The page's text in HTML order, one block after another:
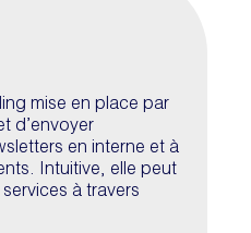
mise en place par
d’envoyer
en interne et à
Intuitive, elle peut
à travers